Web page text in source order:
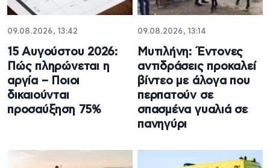
09.08.2026, 13:42
15 Αυγούστου 2026:
Πώς πληρώνεται η
αργία – Ποιοι
δικαιούνται
προσαύξηση 75%
09.08.2026, 13:14
Μυτιλήνη: Έντονες
αντιδράσεις προκαλεί
βίντεο με άλογα που
περπατούν σε
σπασμένα γυαλιά σε
πανηγύρι